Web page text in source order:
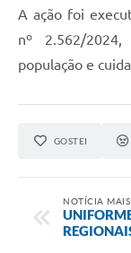
A ação foi
nº 2.562/
população e
GOSTEI
NOTÍCIA MAIS